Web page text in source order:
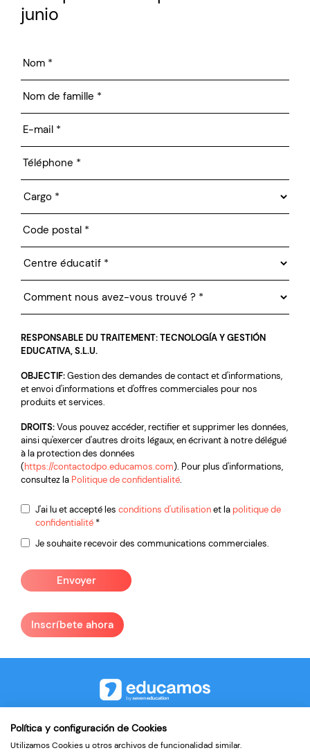
junio
RESPONSABLE DU TRAITEMENT: TECNOLOGÍA Y GESTIÓN
EDUCATIVA, S.L.U.
OBJECTIF:Gestion des demandes de contact et d'informations,
et envoi d'informations et d'offres commerciales pour nos
produits et services.
DROITS:Vous pouvez accéder, rectifier et supprimer les données,
ainsi qu'exercer d'autres droits légaux, en écrivant à notre délégué
à la protection des données
(https://contactodpo.educamos.com). Pour plus d'informations,
consultez la Politique de confidentialité.
Condiciones
J'ai lu et accepté les conditions d'utilisationet la politique de
confidentialité *
Comunicaciones
Je souhaite recevoir des communications commerciales.
Inscríbete ahora
Contact
Política y configuración de Cookies
Utilizamos Cookies u otros archivos de funcionalidad similar.